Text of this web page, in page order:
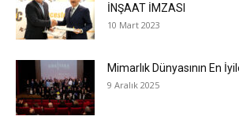
İNŞAAT İMZASI
10 Mart 2023
Mimarlık Dünyasının En
9 Aralık 2025